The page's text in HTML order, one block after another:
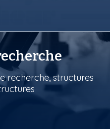
recherche, structures